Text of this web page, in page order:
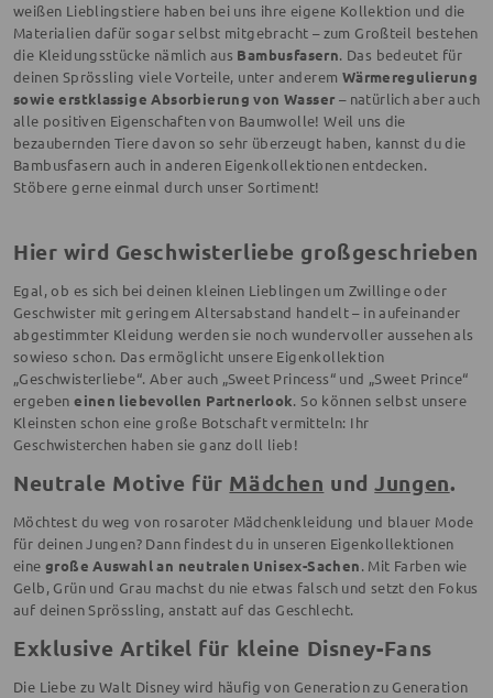
weißen Lieblingstiere haben bei uns ihre eigene Kollektion und die
Materialien dafür sogar selbst mitgebracht – zum Großteil bestehen
die Kleidungsstücke nämlich aus Bambusfasern. Das bedeutet für
deinen Sprössling viele Vorteile, unter anderem Wärmeregulierung
sowie erstklassige Absorbierung von Wasser – natürlich aber auch
alle positiven Eigenschaften von Baumwolle! Weil uns die
bezaubernden Tiere davon so sehr überzeugt haben, kannst du die
Bambusfasern auch in anderen Eigenkollektionen entdecken.
Stöbere gerne einmal durch unser Sortiment!
Hier wird Geschwisterliebe großgeschrieben
Egal, ob es sich bei deinen kleinen Lieblingen um Zwillinge oder
Geschwister mit geringem Altersabstand handelt – in aufeinander
abgestimmter Kleidung werden sie noch wundervoller aussehen als
sowieso schon. Das ermöglicht unsere Eigenkollektion
„Geschwisterliebe“. Aber auch „Sweet Princess“ und „Sweet Prince“
ergebeneinen liebevollen Partnerlook. So können selbst unsere
Kleinsten schon eine große Botschaft vermitteln: Ihr
Geschwisterchen haben sie ganz doll lieb!
Neutrale Motive für Mädchen undJungen.
Möchtest du weg von rosaroter Mädchenkleidung und blauer Mode
für deinen Jungen? Dann findest du in unseren Eigenkollektionen
eine große Auswahl an neutralen Unisex-Sachen. Mit Farben wie
Gelb, Grün und Grau machst du nie etwas falsch und setzt den Fokus
auf deinen Sprössling, anstatt auf das Geschlecht.
Exklusive Artikel für kleine Disney-Fans
Die Liebe zu Walt Disney wird häufig von Generation zu Generation